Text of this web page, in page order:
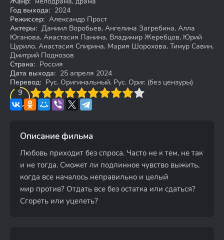
Год выхода: 2024
Режиссер: Александр Прост
Актеры: Даниил Воробьев, Ангелина Загребина, Алла
Юганова, Анастасия Панина, Владимир Жеребцов, Юрий
Цурило, Анастасия Спирина, Мария Шорохова, Тимур Савин,
Дмитрий Поднозов
Страна: Россия
Дата выхода: 25 апреля 2024
Перевод: Рус. Оригинальный, Рус. Ориг. (без цензуры)
9
4 5 6 7 8 9 10
Описание фильма
Любовь приходит без спроса. Часто не к тем, не так
и не тогда. Сможет ли подлинное чувство выжить,
когда все началось неправильно и целый
мир против? Отдать все без остатка или сдаться?
Сгореть или уцелеть?